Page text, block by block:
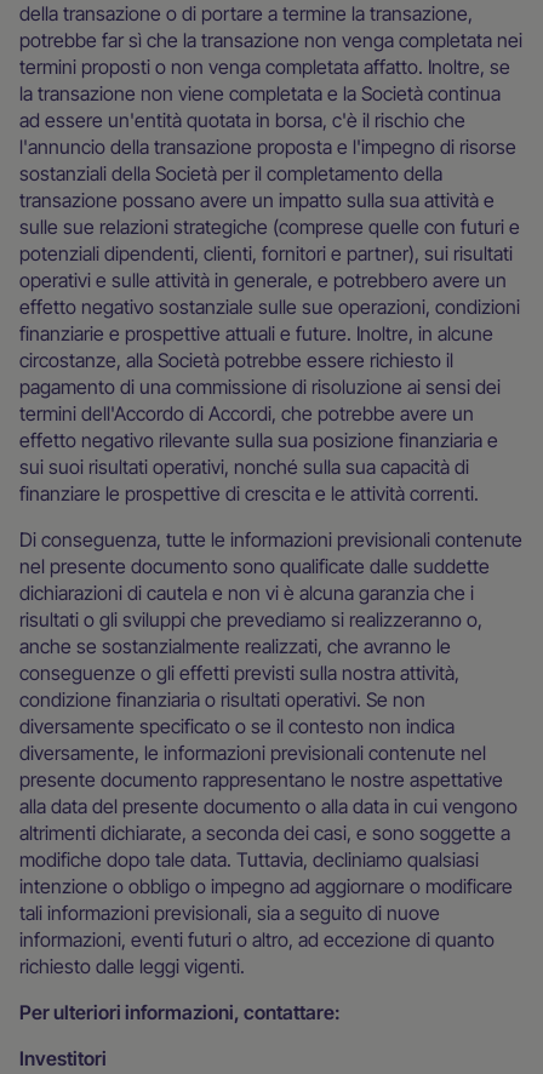
della transazione o di portare a termine la transazione,
potrebbe far sì che la transazione non venga completata nei
termini proposti o non venga completata affatto. Inoltre, se
la transazione non viene completata e la Società continua
ad essere un'entità quotata in borsa, c'è il rischio che
l'annuncio della transazione proposta e l'impegno di risorse
sostanziali della Società per il completamento della
transazione possano avere un impatto sulla sua attività e
sulle sue relazioni strategiche (comprese quelle con futuri e
potenziali dipendenti, clienti, fornitori e partner), sui risultati
operativi e sulle attività in generale, e potrebbero avere un
effetto negativo sostanziale sulle sue operazioni, condizioni
finanziarie e prospettive attuali e future. Inoltre, in alcune
circostanze, alla Società potrebbe essere richiesto il
pagamento di una commissione di risoluzione ai sensi dei
termini dell'Accordo di Accordi, che potrebbe avere un
effetto negativo rilevante sulla sua posizione finanziaria e
sui suoi risultati operativi, nonché sulla sua capacità di
finanziare le prospettive di crescita e le attività correnti.
Di conseguenza, tutte le informazioni previsionali contenute
nel presente documento sono qualificate dalle suddette
dichiarazioni di cautela e non vi è alcuna garanzia che i
risultati o gli sviluppi che prevediamo si realizzeranno o,
anche se sostanzialmente realizzati, che avranno le
conseguenze o gli effetti previsti sulla nostra attività,
condizione finanziaria o risultati operativi. Se non
diversamente specificato o se il contesto non indica
diversamente, le informazioni previsionali contenute nel
presente documento rappresentano le nostre aspettative
alla data del presente documento o alla data in cui vengono
altrimenti dichiarate, a seconda dei casi, e sono soggette a
modifiche dopo tale data. Tuttavia, decliniamo qualsiasi
intenzione o obbligo o impegno ad aggiornare o modificare
tali informazioni previsionali, sia a seguito di nuove
informazioni, eventi futuri o altro, ad eccezione di quanto
richiesto dalle leggi vigenti.
Per ulteriori informazioni, contattare:
Investitori